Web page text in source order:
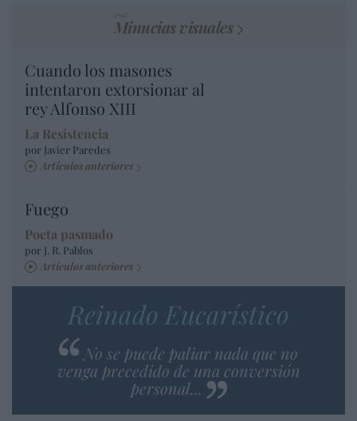
Minucias visuales
Cuando los masones
intentaron extorsionar al
rey Alfonso XIII
La Resistencia
por Javier Paredes
Artículos anteriores
Fuego
Poeta pasmado
por J. R. Pablos
Artículos anteriores
Reinado Eucarístico
No se puede paliar nada que no
venga precedido de una conversión
personal...